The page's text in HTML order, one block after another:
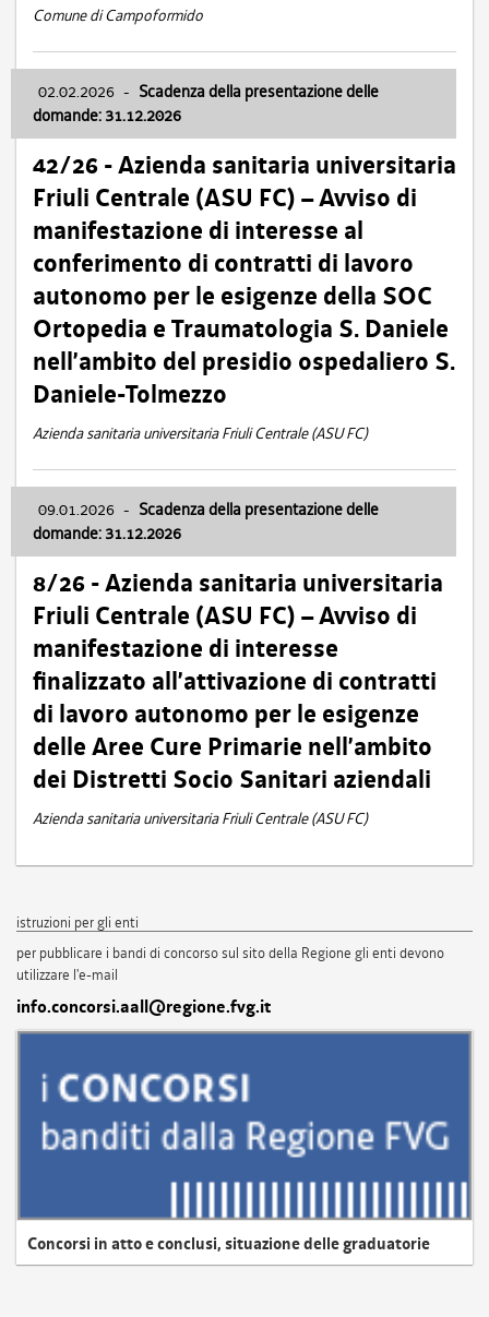
Comune di Campoformido
02.02.2026 - Scadenza della presentazione delle
domande: 31.12.2026
42/26 - Azienda sanitaria universitaria
Friuli Centrale (ASU FC) – Avviso di
manifestazione di interesse al
conferimento di contratti di lavoro
autonomo per le esigenze della SOC
Ortopedia e Traumatologia S. Daniele
nell’ambito del presidio ospedaliero S.
Daniele-Tolmezzo
Azienda sanitaria universitaria Friuli Centrale (ASU FC)
09.01.2026 - Scadenza della presentazione delle
domande: 31.12.2026
8/26 - Azienda sanitaria universitaria
Friuli Centrale (ASU FC) – Avviso di
manifestazione di interesse
finalizzato all’attivazione di contratti
di lavoro autonomo per le esigenze
delle Aree Cure Primarie nell’ambito
dei Distretti Socio Sanitari aziendali
Azienda sanitaria universitaria Friuli Centrale (ASU FC)
istruzioni per gli enti
per pubblicare i bandi di concorso sul sito della Regione gli enti devono
utilizzare l'e-mail
info.concorsi.aall@regione.fvg.it
Concorsi in atto e conclusi, situazione delle graduatorie